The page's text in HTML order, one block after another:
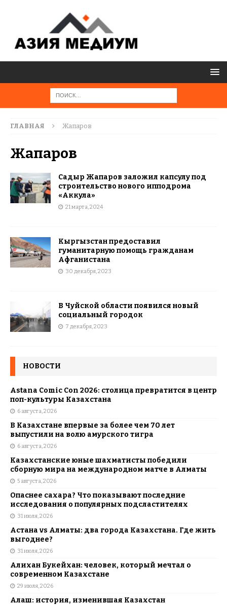
ГЛАВНАЯ Жапаров
Жапаров
Садыр Жапаров заложил капсулу под
строительство нового ипподрома
«Аккула»
21 марта, 2024
Кыргызстан предоставил
гуманитарную помощь гражданам
Афганистана
30 декабря, 2023
В Чуйской области появился новый
социальный городок
7 декабря, 2023
НОВОСТИ
Astana Comic Con 2026: столица превратится в центр
поп-культуры Казахстана
6 августа, 2026
В Казахстане впервые за более чем 70 лет
выпустили на волю амурского тигра
6 августа, 2026
Казахстанские юные шахматисты победили
сборную мира на международном матче в Алматы
5 августа, 2026
Опаснее сахара? Что показывают последние
исследования о популярных подсластителях
31 июля, 2026
Астана vs Алматы: два города Казахстана. Где жить
выгоднее?
31 июля, 2026
Алихан Букейхан: человек, который мечтал о
современном Казахстане
29 июля, 2026
Алаш: история, изменившая Казахстан